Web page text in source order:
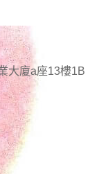
大廈a座13樓1B